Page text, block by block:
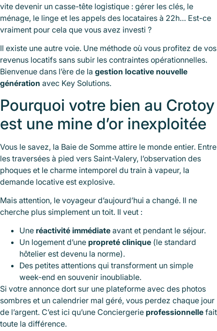
vite devenir un casse-tête logistique : gérer les clés, le
ménage, le linge et les appels des locataires à 22h… Est-ce
vraiment pour cela que vous avez investi ?
Il existe une autre voie. Une méthode où vous profitez de vos
revenus locatifs sans subir les contraintes opérationnelles.
Bienvenue dans l’ère de la gestion locative nouvelle
génération avec Key Solutions.
Pourquoi votre bien au Crotoy
est une mine d’or inexploitée
Vous le savez, la Baie de Somme attire le monde entier. Entre
les traversées à pied vers Saint-Valery, l’observation des
phoques et le charme intemporel du train à vapeur, la
demande locative est explosive.
Mais attention, le voyageur d’aujourd’hui a changé. Il ne
cherche plus simplement un toit. Il veut :
Une réactivité immédiate avant et pendant le séjour.
Un logement d’une propreté clinique (le standard
hôtelier est devenu la norme).
Des petites attentions qui transforment un simple
week-end en souvenir inoubliable.
Si votre annonce dort sur une plateforme avec des photos
sombres et un calendrier mal géré, vous perdez chaque jour
de l’argent. C’est ici qu’une Conciergerie professionnelle fait
toute la différence.